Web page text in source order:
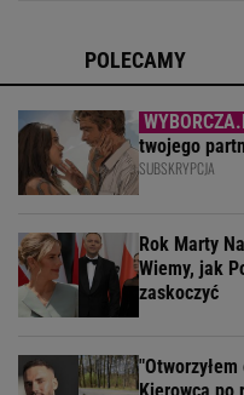
POLECAMY
twojego
SUBSKRYPCJA
Rok Marty
Wiemy, jak
zaskoczyć